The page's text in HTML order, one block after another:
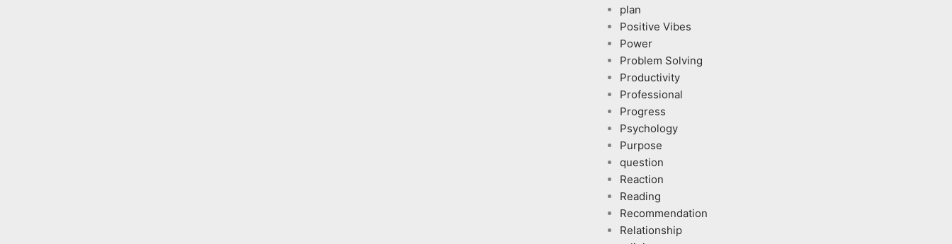
plan
Positive Vibes
Power
Problem Solving
Productivity
Professional
Progress
Psychology
Purpose
question
Reaction
Reading
Recommendation
Relationship